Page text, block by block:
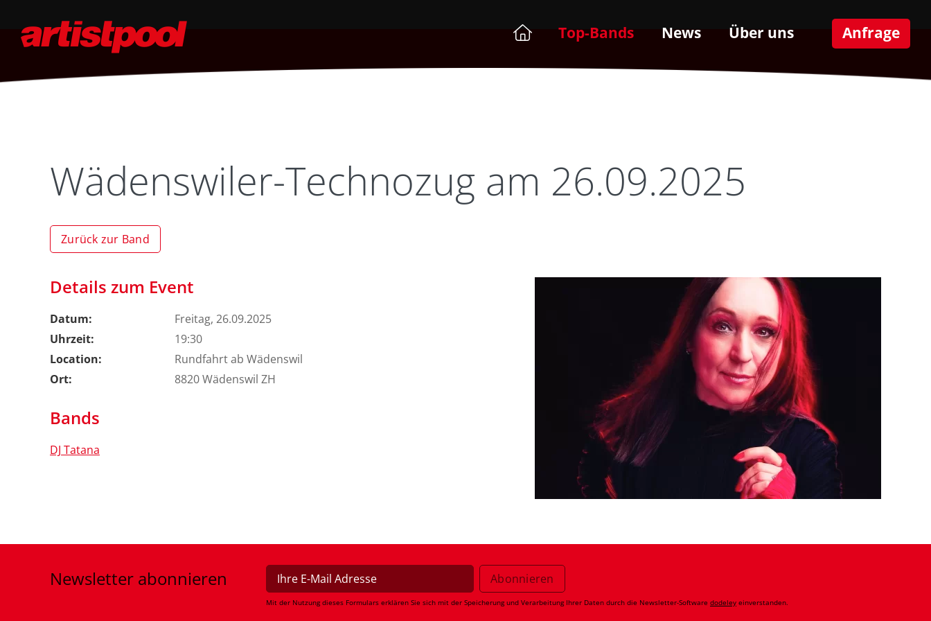
Top-Bands News Über uns Anfrage
Wädenswiler-Technozug am 26.09.2025
Zurück zur Band
Details zum Event
Datum:
Freitag, 26.09.2025
Uhrzeit:
19:30
Location:
Rundfahrt ab Wädenswil
Ort:
8820 Wädenswil ZH
Bands
DJ Tatana
Newsletter abonnieren
Mit der Nutzung dieses Formulars erklären Sie sich mit der Speicherung und Verarbeitung Ihrer Daten durch die Newsletter-Software dodeley einverstanden.